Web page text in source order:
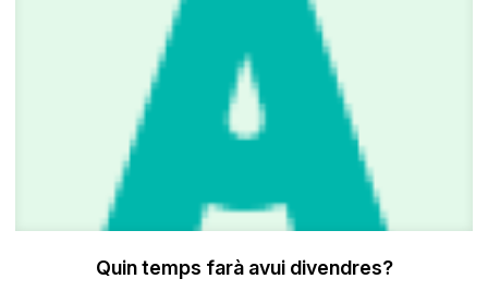
Quin temps farà avui divendres?